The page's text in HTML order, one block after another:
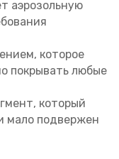
аэрозольную
которое
покрывать любые
который
мало подвержен